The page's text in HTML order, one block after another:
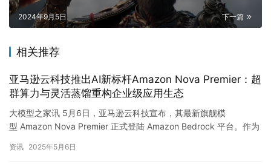
下一篇
2024年9月5日
相关推荐
亚马逊云科技推出AI新标杆Amazon Nova Premier：超
群算力与灵活蒸馏重构企业级应用生态
大模型之家讯 5月6日，亚马逊云科技宣布，其最新旗舰模
型 Amazon Nova Premier 正式登陆 Amazon Bedrock 平台。作为
资讯 2025年5月6日